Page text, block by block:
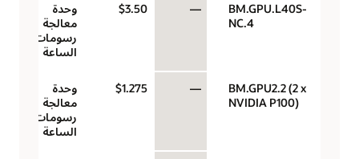
BM.GPU.L40S-
NC.4
—
$3.50
وحدة
معالجة
رسومات في
الساعة
BM.GPU2.2 (2 x
NVIDIA P100)
—
$1.275
وحدة
معالجة
رسومات في
الساعة